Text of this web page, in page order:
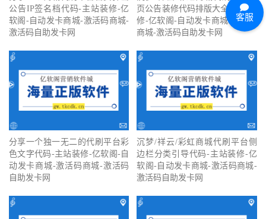
公告IP签名档代码-主站装修-亿
软阁-自动发卡商城-激活码商城-
激活码自助发卡网
页公告装修代码排版大全-主站装
修-亿软阁-自动发卡商城-激活码
商城-激活码自助发卡网
分享一个独一无二的代刷平台彩
色文字代码-主站装修-亿软阁-自
动发卡商城-激活码商城-激活码
自助发卡网
沉梦/祥云/彩虹商城代刷平台侧
边栏分类引导代码-主站装修-亿
软阁-自动发卡商城-激活码商城-
激活码自助发卡网
客服